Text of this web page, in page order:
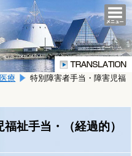
療
特別障害者手当・障害児福
祉手当・（経過的）